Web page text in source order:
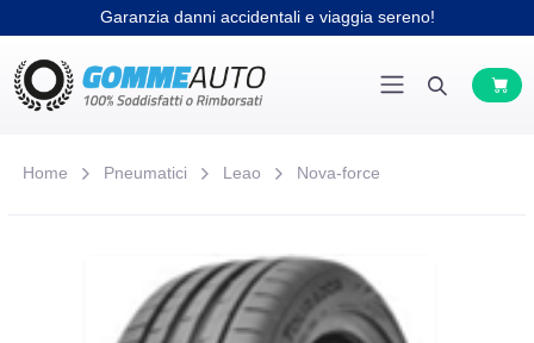
Garanzia danni accidentali e viaggia sereno!
Home Pneumatici Leao Nova-force